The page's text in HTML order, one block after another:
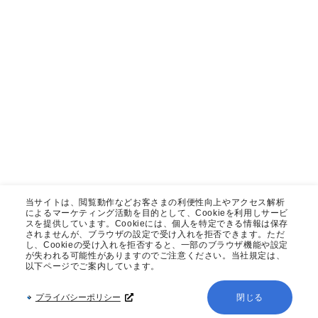
当サイトは、閲覧動作などお客さまの利便性向上やアクセス解析
によるマーケティング活動を目的として、Cookieを利用しサービ
スを提供しています。Cookieには、個人を特定できる情報は保存
されませんが、ブラウザの設定で受け入れを拒否できます。ただ
し、Cookieの受け入れを拒否すると、一部のブラウザ機能や設定
が失われる可能性がありますのでご注意ください。当社規定は、
以下ページでご案内しています。
プライバシーポリシー 閉じる